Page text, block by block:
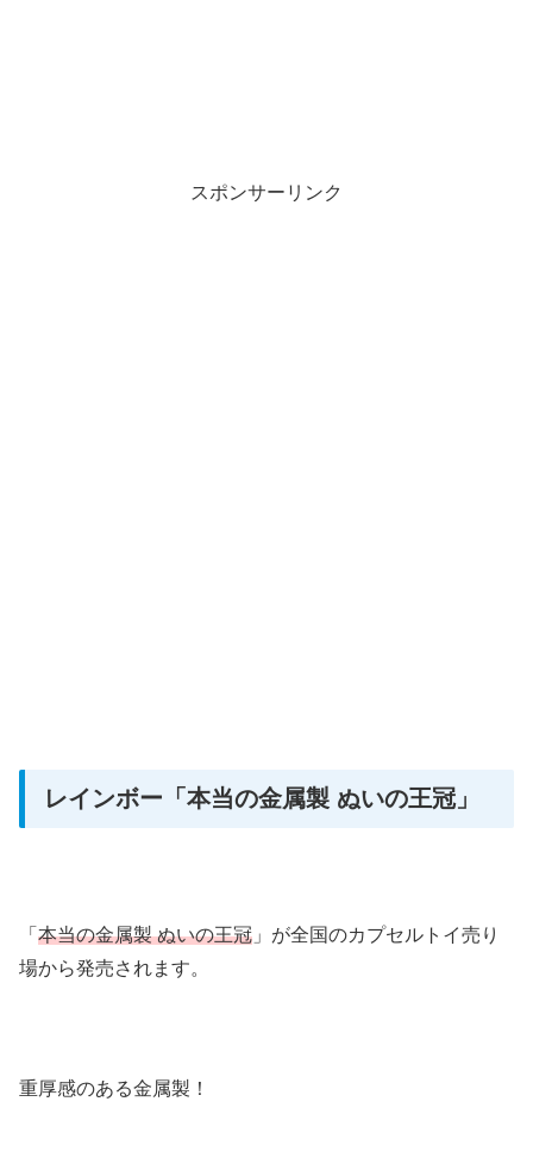
スポンサーリンク
レインボー 「本当の金属製 ぬいの王冠」
「 本当の金属製 ぬいの王冠 」が全国のカプセルトイ売り
場から発売されます。
重厚感のある金属製！